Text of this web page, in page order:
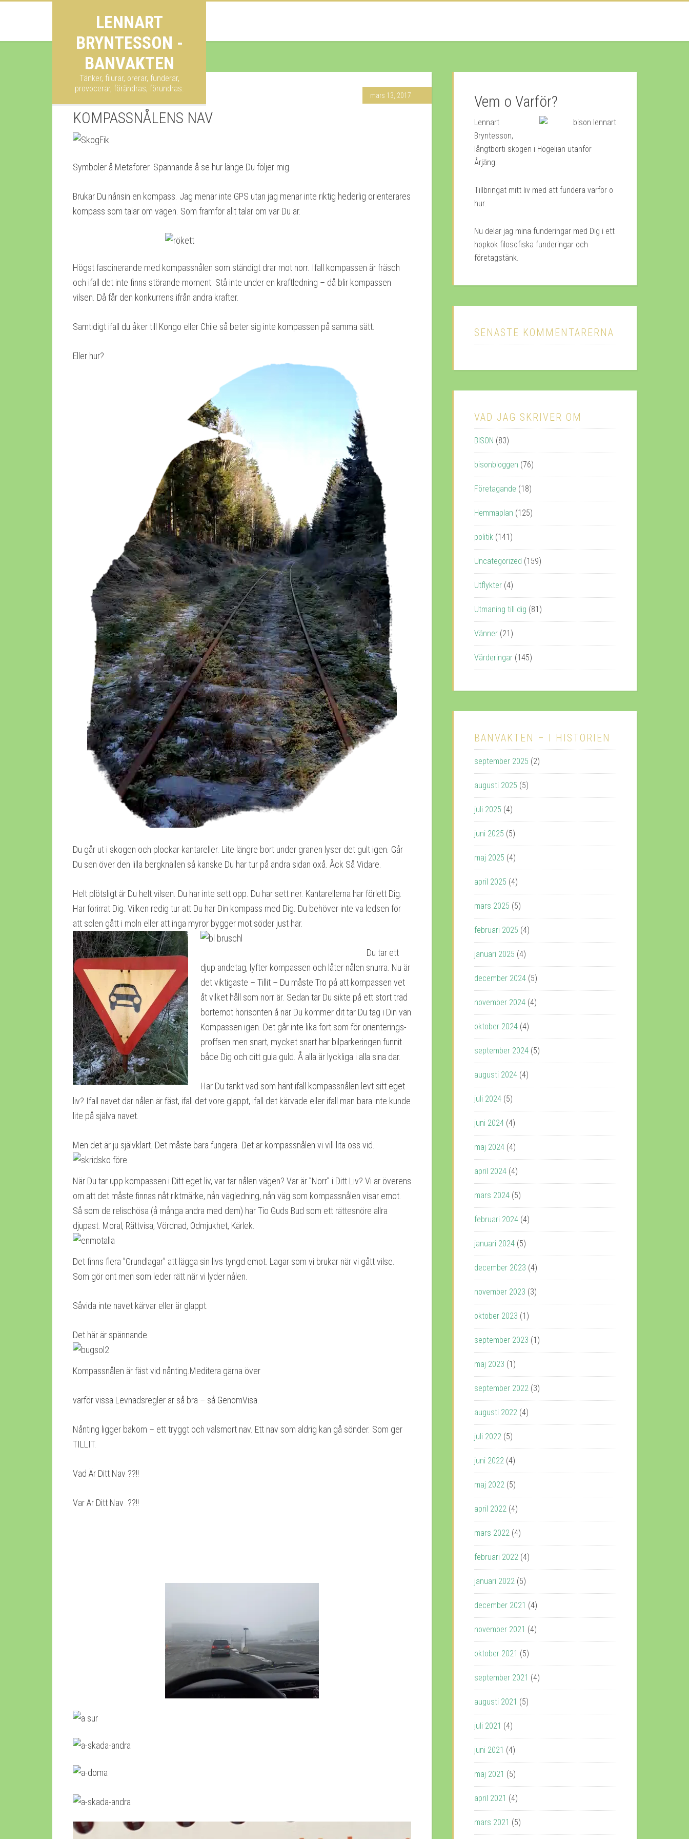
LENNART
BRYNTESSON -
BANVAKTEN
Tänker, filurar, orerar, funderar,
provocerar, förändras, förundras.
mars 13, 2017
KOMPASSNÅLENS NAV
Symboler å Metaforer. Spännande å se hur länge Du följer mig.
Brukar Du nånsin en kompass. Jag menar inte GPS utan jag menar inte riktig hederlig orienterares
kompass som talar om vägen. Som framför allt talar om var Du är.
Högst fascinerande med kompassnålen som ständigt drar mot norr. Ifall kompassen är fräsch
och ifall det inte finns störande moment. Stå inte under en kraftledning – då blir kompassen
vilsen. Då får den konkurrens ifrån andra krafter.
Samtidigt ifall du åker till Kongo eller Chile så beter sig inte kompassen på samma sätt.
Eller hur?
Du går ut i skogen och plockar kantareller. Lite längre bort under granen lyser det gult igen. Går
Du sen över den lilla bergknallen så kanske Du har tur på andra sidan oxå. Åck Så Vidare.
Helt plötsligt är Du helt vilsen. Du har inte sett opp. Du har sett ner. Kantarellerna har förlett Dig.
Har förirrat Dig. Vilken redig tur att Du har Din kompass med Dig. Du behöver inte va ledsen för
att solen gått i moln eller att inga myror bygger mot söder just här.
Du tar ett
djup andetag, lyfter kompassen och låter nålen snurra. Nu är
det viktigaste – Tillit – Du måste Tro på att kompassen vet
åt vilket håll som norr är. Sedan tar Du sikte på ett stort träd
bortemot horisonten å när Du kommer dit tar Du tag i Din vän
Kompassen igen. Det går inte lika fort som för orienterings-
proffsen men snart, mycket snart har bilparkeringen funnit
både Dig och ditt gula guld. Å alla är lyckliga i alla sina dar.
Har Du tänkt vad som hänt ifall kompassnålen levt sitt eget
liv? Ifall navet där nålen är fäst, ifall det vore glappt, ifall det kärvade eller ifall man bara inte kunde
lite på själva navet.
Men det är ju självklart. Det måste bara fungera. Det är kompassnålen vi vill lita oss vid.
När Du tar upp kompassen i Ditt eget liv, var tar nålen vägen? Var är ”Norr” i Ditt Liv? Vi är överens
om att det måste finnas nåt riktmärke, nån vägledning, nån väg som kompassnålen visar emot.
Så som de relischösa (å många andra med dem) har Tio Guds Bud som ett rättesnöre allra
djupast. Moral, Rättvisa, Vördnad, Ödmjukhet, Kärlek.
Det finns flera ”Grundlagar” att lägga sin livs tyngd emot. Lagar som vi brukar när vi gått vilse.
Som gör ont men som leder rätt när vi lyder nålen.
Såvida inte navet kärvar eller är glappt.
Det här är spännande.
Kompassnålen är fäst vid nånting.Meditera gärna över
varför vissa Levnadsregler är så bra – så GenomVisa.
Nånting ligger bakom – ett tryggt och välsmort nav. Ett nav som aldrig kan gå sönder. Som ger
TILLIT.
Vad Är Ditt Nav ??!!
Var Är Ditt Nav ??!!
Vem o Varför?
Lennart
Bryntesson,
långtborti skogen i Högelian utanför
Årjäng.
Tillbringat mitt liv med att fundera varför o
hur.
Nu delar jag mina funderingar med Dig i ett
hopkok filosofiska funderingar och
företagstänk.
SENASTE KOMMENTARERNA
VAD JAG SKRIVER OM
BISON (83)
bisonbloggen (76)
Företagande (18)
Hemmaplan (125)
politik (141)
Uncategorized (159)
Utflykter (4)
Utmaning till dig (81)
Vänner (21)
Värderingar (145)
BANVAKTEN – I HISTORIEN
september 2025 (2)
augusti 2025 (5)
juli 2025 (4)
juni 2025 (5)
maj 2025 (4)
april 2025 (4)
mars 2025 (5)
februari 2025 (4)
januari 2025 (4)
december 2024 (5)
november 2024 (4)
oktober 2024 (4)
september 2024 (5)
augusti 2024 (4)
juli 2024 (5)
juni 2024 (4)
maj 2024 (4)
april 2024 (4)
mars 2024 (5)
februari 2024 (4)
januari 2024 (5)
december 2023 (4)
november 2023 (3)
oktober 2023 (1)
september 2023 (1)
maj 2023 (1)
september 2022 (3)
augusti 2022 (4)
juli 2022 (5)
juni 2022 (4)
maj 2022 (5)
april 2022 (4)
mars 2022 (4)
februari 2022 (4)
januari 2022 (5)
december 2021 (4)
november 2021 (4)
oktober 2021 (5)
september 2021 (4)
augusti 2021 (5)
juli 2021 (4)
juni 2021 (4)
maj 2021 (5)
april 2021 (4)
mars 2021 (5)